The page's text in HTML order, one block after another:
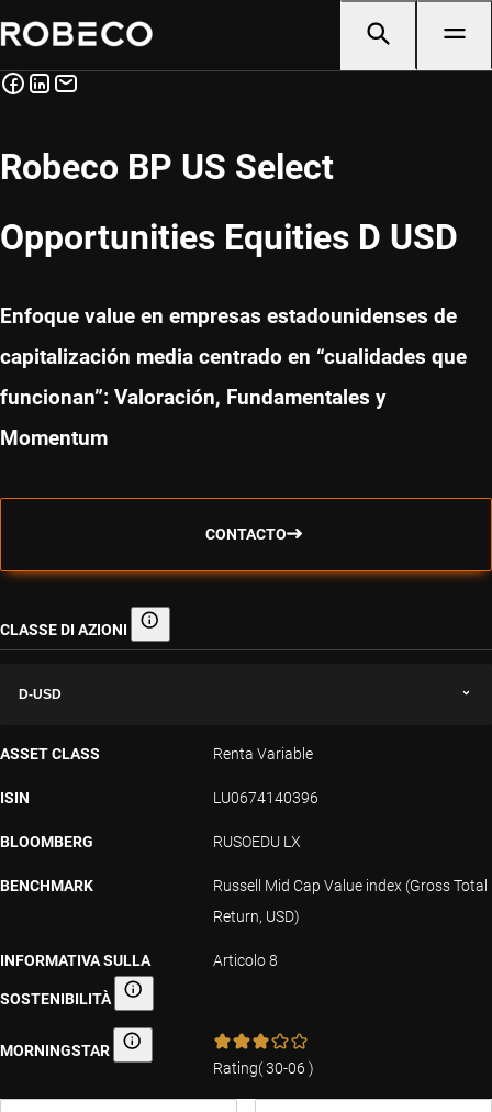
Robeco BP US Select
Opportunities Equities D USD
Enfoque value en empresas estadounidenses de
capitalización media centrado en “cualidades que
funcionan”: Valoración, Fundamentales y
Momentum
CONTACTO
CLASSE DI AZIONI Classe di azioni
D-USD
ASSET CLASS Renta Variable
ISIN LU0674140396
BLOOMBERG RUSOEDU LX
BENCHMARK
Russell Mid Cap Value index (Gross Total
Return, USD)
INFORMATIVA SULLA
SOSTENIBILITÀ Informativa sulla sostenibilità
Articolo 8
MORNINGSTAR Morningstar
Rating(30-06 )